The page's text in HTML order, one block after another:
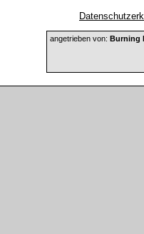
angetrieben von: Burning